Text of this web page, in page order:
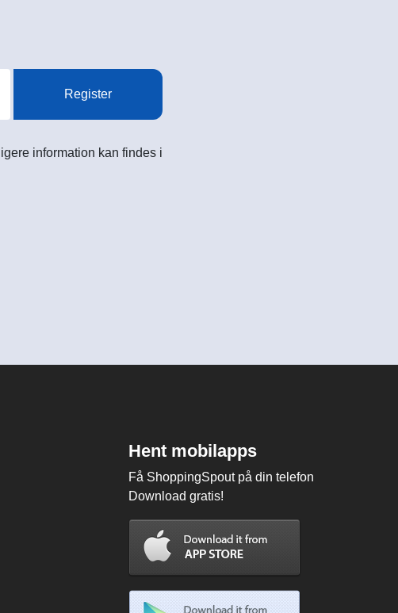
Register
information kan findes i
Hent mobilapps
Få ShoppingSpout på din telefon
Download gratis!